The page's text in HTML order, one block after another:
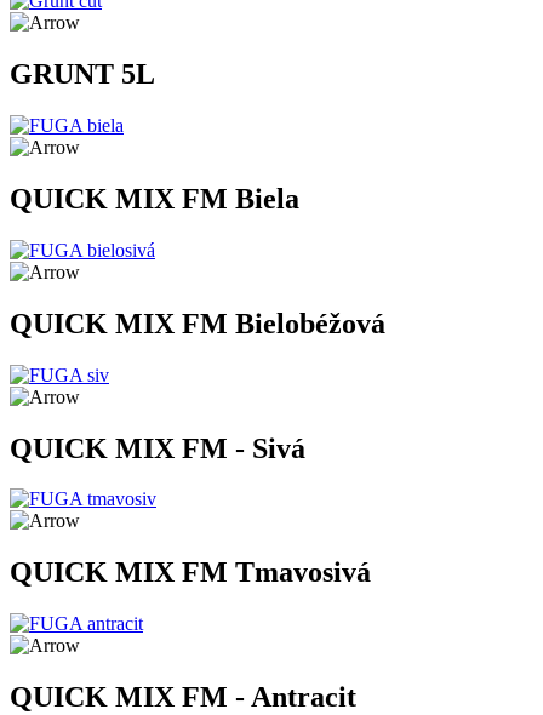
GRUNT 5L
QUICK MIX FM Biela
QUICK MIX FM Bielobéžová
QUICK MIX FM - Sivá
QUICK MIX FM Tmavosivá
QUICK MIX FM - Antracit